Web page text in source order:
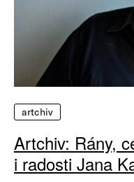
artchiv
Artchiv: Rány,
i radosti Jana